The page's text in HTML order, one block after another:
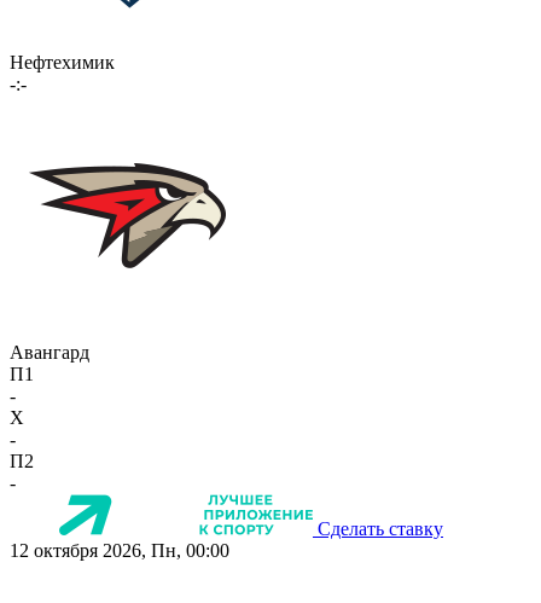
Нефтехимик
-:-
Авангард
П1
-
X
-
П2
-
Сделать ставку
12 октября 2026, Пн, 00:00